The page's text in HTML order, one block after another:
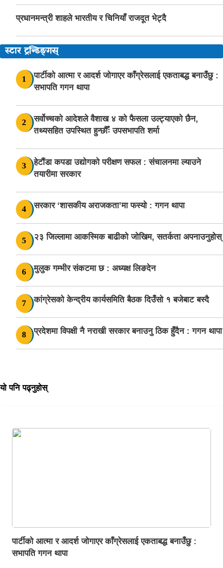
प्रधानमन्त्री शाहले भारतीय र चिनियाँ राजदूत भेट्दै
स्टार ट्रन्डिङ्गस्
1
पार्टीको आत्मा र आदर्श जोगाएर काँग्रेसलाई एकताबद्ध बनाउँछु :
सभापति गगन थापा
2
सर्वोच्चको आदेशले वैशाख ४ को फैसला उल्ट्याएको छैन,
तथ्यसहित उपस्थित हुन्छौँः उपसभापति शर्मा
3
हेटौंडा कपडा उद्योगको परीक्षण सफल : संचालनमा ल्याउने
तयारीमा सरकार
4 सरकार ‘शासकीय अराजकता’मा फस्यो : गगन थापा
5 २३ जिल्लामा आकस्मिक बाढीको जोखिम, सतर्कता अपनाउनुहोस्
6 मुलुक गम्भीर संकटमा छ : अध्यक्ष लिङदेन
7 कांग्रेसको केन्द्रीय कार्यसमिति बैठक दिउँसो १ बजेबाट बस्दै
8 प्रदेशमा विपक्षी नै नराखी सरकार बनाउनु ठिक हुँदैन : गगन थापा
यो पनि पढ्नुहोस्
पार्टीको आत्मा र आदर्श जोगाएर काँग्रेसलाई एकताबद्ध बनाउँछु :
सभापति गगन थापा